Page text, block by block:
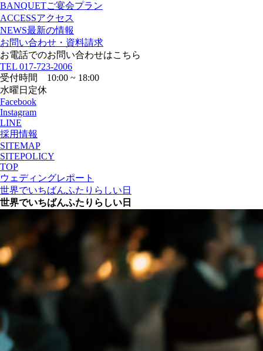
BANQUETご宴会プラン
ACCESSアクセス
NEWS最新の情報
お問い合わせ・資料請求
お電話でのお問い合わせはこちら
TEL 017-723-2006
受付時間 10:00 ~ 18:00
水曜日定休
Facebook
Instagram
LINE
採用情報
SITEMAP
SITEPOLICY
TOP
ウェディングレポート
世界でいちばんふたりらしい日
世界でいちばんふたりらしい日